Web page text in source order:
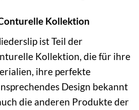
Kollektion
ist Teil der
Kollektion, die für ihre
ihre perfekte
Design bekannt
die anderen Produkte der